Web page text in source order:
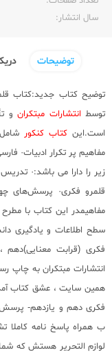
سال انتشار:‌
توضیحات
توسط انتشارات مبتکران
است.اینکتاب کنکور
مفاهیم پر تکرار ادبیات·
زیر را دارا می باشد:·
قلمرو فکری· پرسش‌های
مفاهیمدر این کتاب با
سطح اطلاعات و یادگیری
فکری (قرابت معنایی)دهم
انتشارات مبتکران به چاپ
همین سایت ، عشق کتاب
فکری دهم و یازدهم- پرسش
ب همراه پاسخ نامه
لوازم التحریر هستش که